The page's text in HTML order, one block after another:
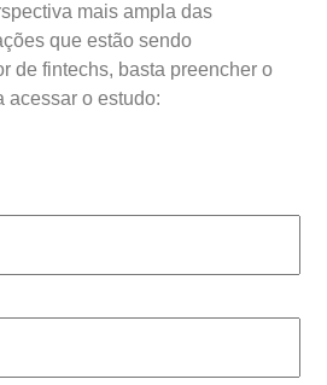
mais ampla das
que estão sendo
de fintechs, basta preencher o
acessar o estudo: